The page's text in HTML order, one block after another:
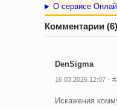
О сервисе
Комментарии (6)
DenSigma
16.03.2026 12:07
Искажения